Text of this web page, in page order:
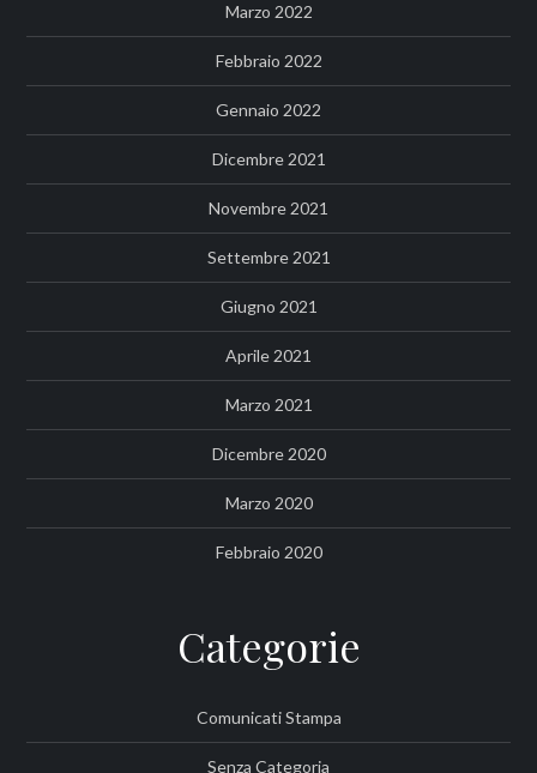
Marzo 2022
Febbraio 2022
Gennaio 2022
Dicembre 2021
Novembre 2021
Settembre 2021
Giugno 2021
Aprile 2021
Marzo 2021
Dicembre 2020
Marzo 2020
Febbraio 2020
Categorie
Comunicati Stampa
Senza Categoria